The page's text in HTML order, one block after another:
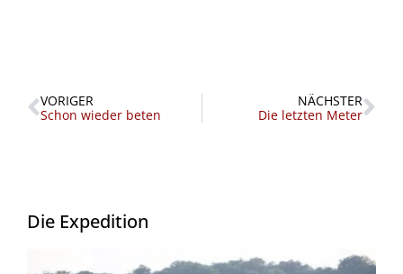
Zurück
VORIGER
Schon wieder beten
NÄCHSTER
Die letzten Meter
Die Expedition